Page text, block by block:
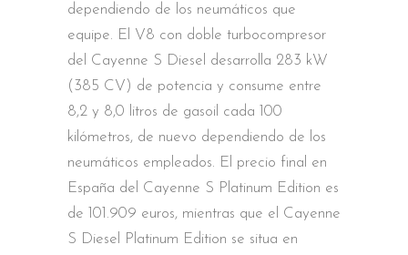
dependiendo de los neumáticos que
equipe. El V8 con doble turbocompresor
del Cayenne S Diesel desarrolla 283 kW
(385 CV) de potencia y consume entre
8,2 y 8,0 litros de gasoil cada 100
kilómetros, de nuevo dependiendo de los
neumáticos empleados. El precio final en
España del Cayenne S Platinum Edition es
de 101.909 euros, mientras que el Cayenne
S Diesel Platinum Edition se situa en